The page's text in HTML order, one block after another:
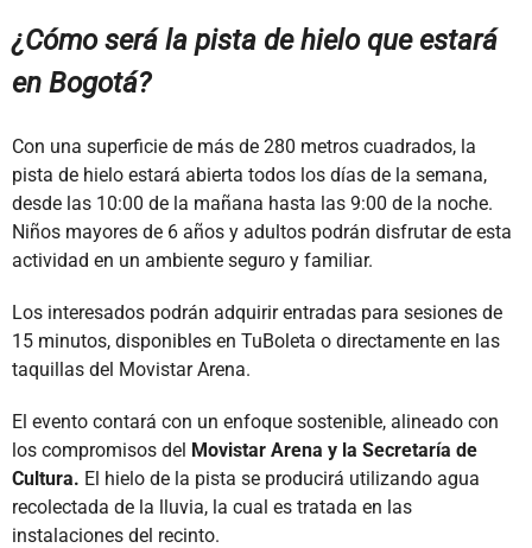
¿Cómo será la pista de hielo que estará
en Bogotá?
Con una superficie de más de 280 metros cuadrados, la
pista de hielo estará abierta todos los días de la semana,
desde las 10:00 de la mañana hasta las 9:00 de la noche.
Niños mayores de 6 años y adultos podrán disfrutar de esta
actividad en un ambiente seguro y familiar.
Los interesados podrán adquirir entradas para sesiones de
15 minutos, disponibles en TuBoleta o directamente en las
taquillas del Movistar Arena.
El evento contará con un enfoque sostenible, alineado con
los compromisos del Movistar Arena y la Secretaría de
Cultura. El hielo de la pista se producirá utilizando agua
recolectada de la lluvia, la cual es tratada en las
instalaciones del recinto.